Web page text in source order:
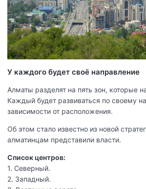
У каждого будет своё направление
Алматы разделят на пять зон, которые
Каждый будет развиваться по своему
зависимости от расположения.
Об этом стало известно из новой
алматинцам представили власти.
Список центров:
1. Северный.
2. Западный.